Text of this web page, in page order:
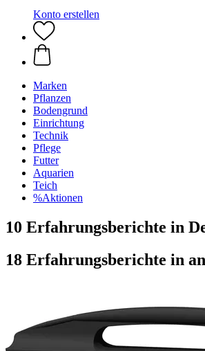
Konto erstellen
Marken
Pflanzen
Bodengrund
Einrichtung
Technik
Pflege
Futter
Aquarien
Teich
%Aktionen
10 Erfahrungsberichte in
18 Erfahrungsberichte in